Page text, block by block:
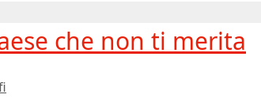
che non ti merita